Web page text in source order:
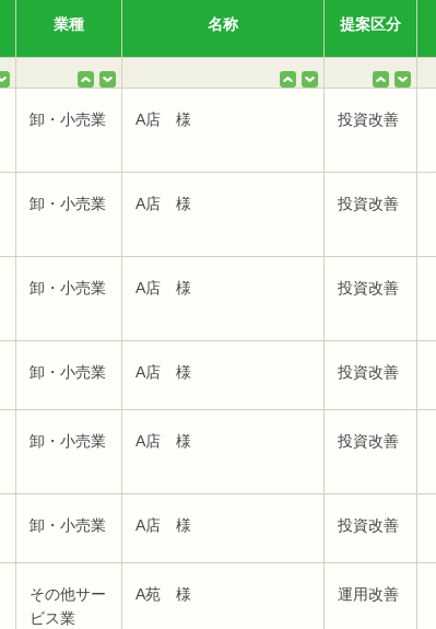
業種 名称 提案区分
卸・小売業 A店 様 投資改善
卸・小売業 A店 様 投資改善
卸・小売業 A店 様 投資改善
卸・小売業 A店 様 投資改善
卸・小売業 A店 様 投資改善
卸・小売業 A店 様 投資改善
その他サー
ビス業
A苑 様 運用改善